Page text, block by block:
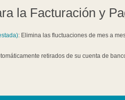
la Facturación y
: Elimina las fluctuaciones de mes a
retirados de su cuenta de